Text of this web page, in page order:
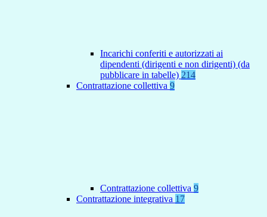
Incarichi conferiti e autorizzati ai
dipendenti (dirigenti e non dirigenti) (da
pubblicare in tabelle) 214
Contrattazione collettiva 9
Contrattazione collettiva 9
Contrattazione integrativa 17